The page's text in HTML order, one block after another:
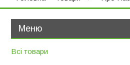
Всі товари